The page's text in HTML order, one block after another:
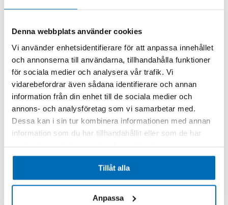
Denna webbplats använder cookies
Vi använder enhetsidentifierare för att anpassa innehållet
och annonserna till användarna, tillhandahålla funktioner
för sociala medier och analysera vår trafik. Vi
vidarebefordrar även sådana identifierare och annan
information från din enhet till de sociala medier och
annons- och analysföretag som vi samarbetar med.
Dessa kan i sin tur kombinera informationen med annan
information som du har tillhandahållit eller som de har
Tillåt alla
Anpassa